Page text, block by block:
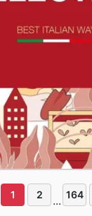
1 2 ... 164